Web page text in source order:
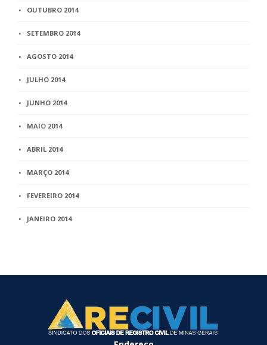
OUTUBRO 2014
SETEMBRO 2014
AGOSTO 2014
JULHO 2014
JUNHO 2014
MAIO 2014
ABRIL 2014
MARÇO 2014
FEVEREIRO 2014
JANEIRO 2014